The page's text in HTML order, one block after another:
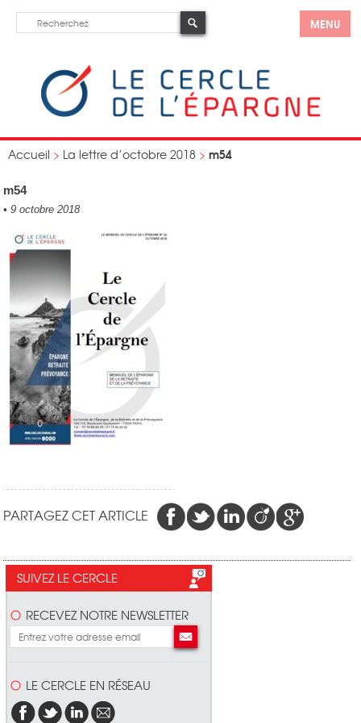
MENU
Accueil > La lettre d’octobre 2018 > m54
m54
• 9 octobre 2018
PARTAGEZ CET ARTICLE
SUIVEZ LE CERCLE
RECEVEZ NOTRE NEWSLETTER
LE CERCLE EN RÉSEAU